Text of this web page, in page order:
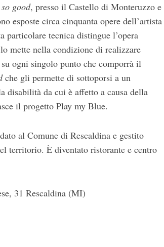
good, presso il Castello di Monteruzzo e
esposte circa cinquanta opere dell’artista
tecnica distingue l’opera
mette nella condizione di realizzare
ogni singolo punto che comporrà il
che gli permette di sottoporsi a un
disabilità da cui è affetto a causa della
il progetto Play my Blue.
al Comune di Rescaldina e gestito
territorio. È diventato ristorante e centro
31 Rescaldina (MI)